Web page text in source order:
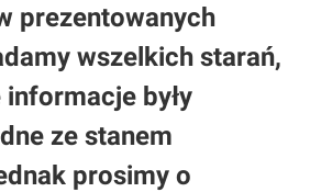
prezentowanych
wszelkich starań,
były
ze stanem
prosimy o